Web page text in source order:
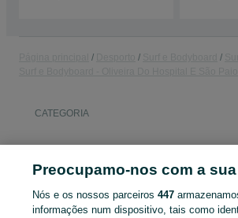
CATEGORIA
Preocupamo-nos com a
Nós e os nossos parceiros447
informações num dispositivo, tais como